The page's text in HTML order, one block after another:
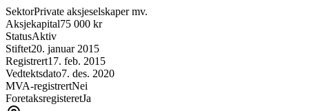
SektorPrivate aksjeselskaper mv.
Aksjekapital75 000 kr
StatusAktiv
Stiftet20. januar 2015
Registrert17. feb. 2015
Vedtektsdato7. des. 2020
MVA-registrertNei
ForetaksregisteretJa